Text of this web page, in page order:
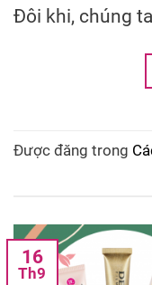
Đôi khi, chúng
Được đăng trong
16
Th9